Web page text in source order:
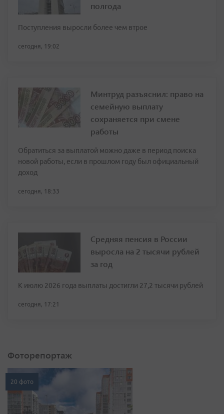
полгода
Поступления выросли более чем втрое
сегодня, 19:02
Минтруд разъяснил: право на
семейную выплату
сохраняется при смене
работы
Обратиться за выплатой можно даже в период поиска
новой работы, если в прошлом году был официальный
доход
сегодня, 18:33
Средняя пенсия в России
выросла на 2 тысячи рублей
за год
К июлю 2026 года выплаты достигли 27,2 тысячи рублей
сегодня, 17:21
Фоторепортаж
20 фото